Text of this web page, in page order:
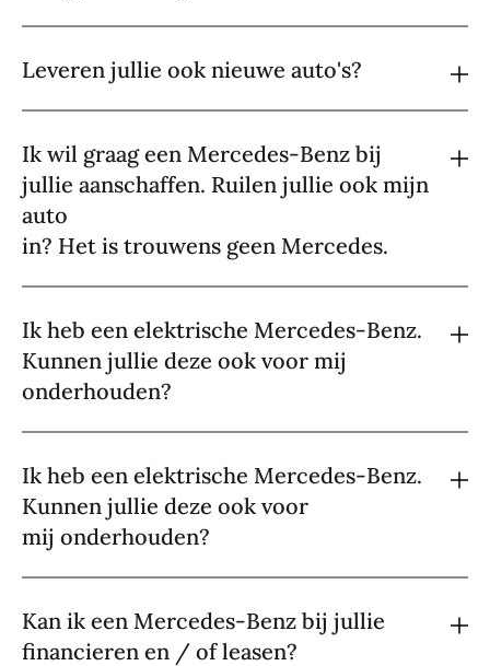
Leveren jullie ook nieuwe auto's?
Ik wil graag een Mercedes-Benz bij
jullie aanschaffen. Ruilen jullie ook mijn
auto
in? Het is trouwens geen Mercedes.
Ik heb een elektrische Mercedes-Benz.
Kunnen jullie deze ook voor mij
onderhouden?
Ik heb een elektrische Mercedes-Benz.
Kunnen jullie deze ook voor
mij onderhouden?
Kan ik een Mercedes-Benz bij jullie
financieren en / of leasen?